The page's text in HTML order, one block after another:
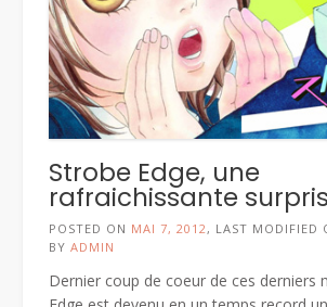
Strobe Edge, une
rafraichissante
POSTED ON MAI 7, 2012 , LAST MODIFIED
BY ADMIN
Dernier coup de coeur de ces derniers